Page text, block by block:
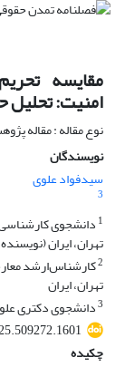
مقایسه
امنیت: تحلیل
نوع مقاله : مقاله
نویسندگان
سیدفواد علوی
3
1 دانشجوی
تهران، ایران
2کارشناس‌ارشد
تهران، ایران
3دانشجوی دکتری
چکیده